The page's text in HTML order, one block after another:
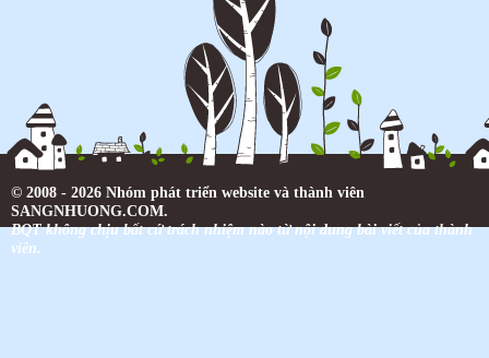
© 2008 - 2026 Nhóm phát triển website và thành viên
SANGNHUONG.COM.
BQT không chịu bất cứ trách nhiệm nào từ nội dung bài viết của thành
viên.